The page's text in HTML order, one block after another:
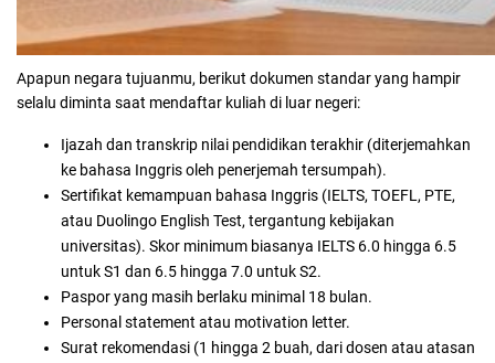
Apapun negara tujuanmu, berikut dokumen standar yang hampir
selalu diminta saat mendaftar kuliah di luar negeri:
Ijazah dan transkrip nilai pendidikan terakhir (diterjemahkan
ke bahasa Inggris oleh penerjemah tersumpah).
Sertifikat kemampuan bahasa Inggris (IELTS, TOEFL, PTE,
atau Duolingo English Test, tergantung kebijakan
universitas). Skor minimum biasanya IELTS 6.0 hingga 6.5
untuk S1 dan 6.5 hingga 7.0 untuk S2.
Paspor yang masih berlaku minimal 18 bulan.
Personal statement atau motivation letter.
Surat rekomendasi (1 hingga 2 buah, dari dosen atau atasan